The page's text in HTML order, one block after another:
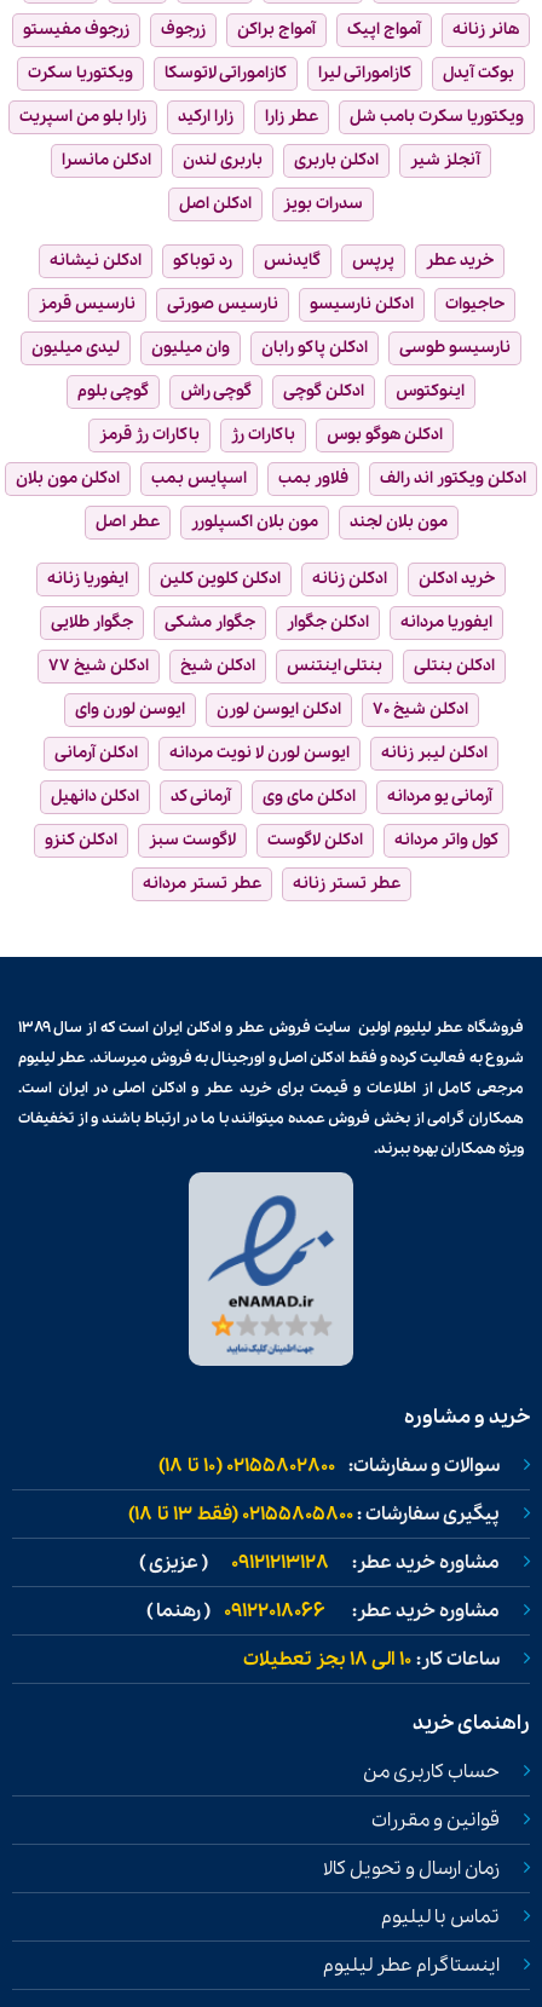
هانر زنانه
آمواج اپیک آمواج براکن زرجوف
زرجوف مفیستو
بوکت آیدل
کازاموراتی لیرا کازاموراتی لاتوسکا
ویکتوریا سکرت
ویکتوریا سکرت بامب شل
عطر زارا زارا ارکید
زارا بلو من اسپریت
آنجلز شیر
ادکلن باربری باربری لندن
ادکلن مانسرا
سدرات بویز
ادکلن اصل
خرید عطر پرپس گایدنس رد توباکو
ادکلن نیشانه
حاجیوات
ادکلن نارسیسو نارسیس صورتی
نارسیس قرمز
نارسیسو طوسی
ادکلن پاکو رابان وان میلیون
لیدی میلیون
اینوکتوس
ادکلن گوچی گوچی راش
گوچی بلوم
ادکلن هوگو بوس
باکارات رژ
باکارات رژ قرمز
ادکلن ویکتور اند رالف
فلاور بمب اسپایس بمب
ادکلن مون بلان
مون بلان لجند
مون بلان اکسپلورر عطر اصل
خرید ادکلن ادکلن زنانه ادکلن کلوین کلین
ایفوریا زنانه
ایفوریا مردانه
ادکلن جگوار جگوار مشکی
جگوار طلایی
ادکلن بنتلی
بنتلی اینتنس ادکلن شیخ
ادکلن شیخ ۷۷
ادکلن شیخ ۷۰
ادکلن ایوسن لورن
ایوسن لورن وای
ادکلن لیبر زنانه
ایوسن لورن لا نویت مردانه
ادکلن آرمانی
آرمانی یو مردانه
ادکلن مای وی آرمانی کد
ادکلن دانهیل
کول واتر مردانه
ادکلن لاگوست لاگوست سبز
ادکلن کنزو
عطر تستر زنانه
عطر تستر مردانه
فروشگاه عطر لیلیوم اولین سایت فروشعطر و ادکلن
ایران است که از سال ۱۳۸۹
شروع به فعالیت کرده و فقط ادکلن اصل و اورجینال به فروش میرساند. عطر لیلیوم
مرجعی کامل از اطلاعات و قیمت برایخرید عطر و ادکلن اصلی در ایران است.
همکاران گرامی از بخش فروش عمده میتوانند با ما در ارتباط باشند و از تخفیفات
ویژه همکاران بهره ببرند.
خرید و مشاوره
سوالات و سفارشات: 02155802800 (۱۰ تا ۱۸)
پیگیری سفارشات :02155805800 (فقط ۱۳ تا ۱۸)
مشاوره خرید عطر: 09121213128 ( عزیزی )
مشاوره خرید عطر: 09122018066 ( رهنما )
ساعات کار:۱۰ الی ۱۸ بجز تعطیلات
راهنمای خرید
حساب کاربری من
قوانین و مقررات
زمان ارسال و تحویل کالا
تماس با لیلیوم
اینستاگرام عطر لیلیوم